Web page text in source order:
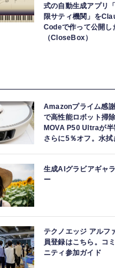
式の自動生成アプリ
限サティ機関」を
Codeで作って公開し
（CloseBox）
Amazonプライム感
で高性能ロボット掃
MOVA P50 Ultraが半
さらに5％オフ。水拭
生成AIグラビアギャ
ー
テクノエッジ アルフ
員登録はこちら。コ
ニティ参加ガイド